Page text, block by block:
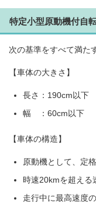
特定小型原動機付自
次の基準をすべて満た
【車体の大きさ】
長さ：190cm以下
幅 ：60cm以下
【車体の構造】
原動機として、定
時速20kmを超える
走行中に最高速度